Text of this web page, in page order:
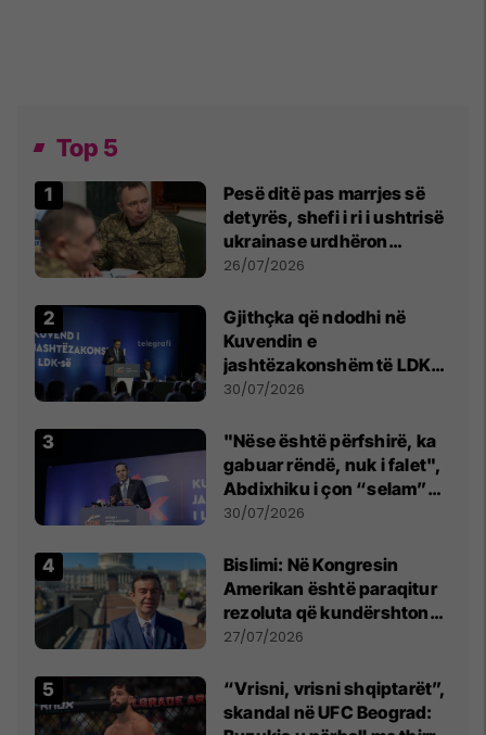
Top 5
Pesë ditë pas marrjes së
detyrës, shefi i ri i ushtrisë
ukrainase urdhëron
kontroll të madh
26/07/2026
Gjithçka që ndodhi në
Kuvendin e
jashtëzakonshëm të LDK-
së
30/07/2026
"Nëse është përfshirë, ka
gabuar rëndë, nuk i falet",
Abdixhiku i çon “selam”
Përparim Ramës
30/07/2026
Bislimi: Në Kongresin
Amerikan është paraqitur
rezoluta që kundërshton
mbajtjen e Asamblesë
në Beograd
27/07/2026
“Vrisni, vrisni shqiptarët”,
skandal në UFC Beograd: